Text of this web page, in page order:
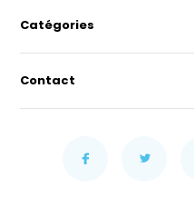
Catégories
Contact